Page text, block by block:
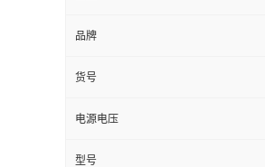
品牌
货号
电源电压
型号